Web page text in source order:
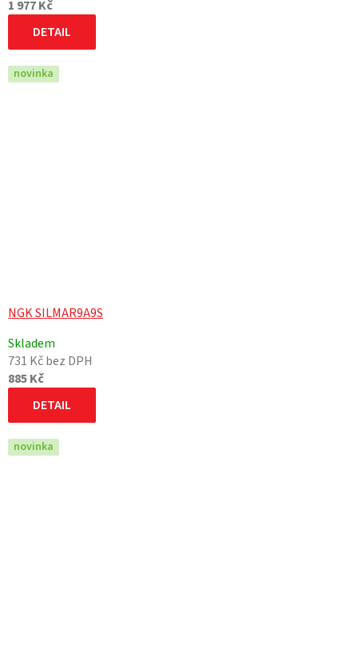
1 977 Kč
DETAIL
novinka
NGK SILMAR9A9S
Skladem
731 Kč bez DPH
885 Kč
DETAIL
novinka